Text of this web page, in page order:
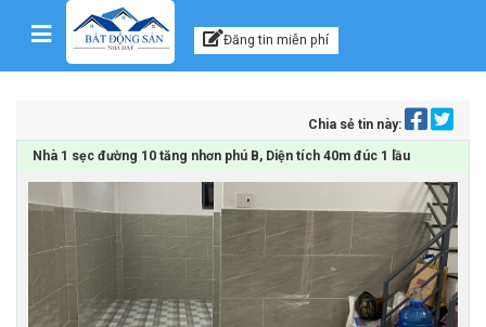
Skip to content Kênh thông tin, tư vấn
Đăng tin miễn phí
Chia sẻ tin này:
Nhà 1 sẹc đường 10 tăng nhơn phú B, Diện tích 40m đúc 1 lầu